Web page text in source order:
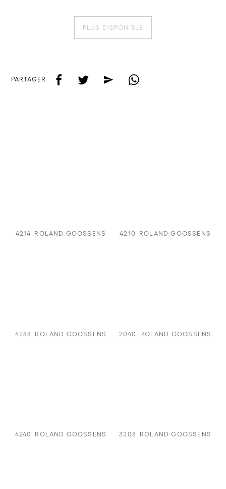
PLUS DISPONIBLE
PARTAGER f t e w
4214 ROLAND GOOSSENS 4210 ROLAND GOOSSENS
4288 ROLAND GOOSSENS 2040 ROLAND GOOSSENS
4240 ROLAND GOOSSENS 3208 ROLAND GOOSSENS